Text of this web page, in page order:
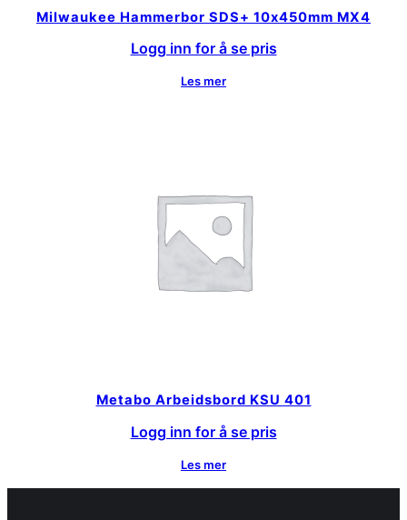
Milwaukee Hammerbor SDS+ 10x450mm MX4
Logg inn for å se pris
Les mer
Metabo Arbeidsbord KSU 401
Logg inn for å se pris
Les mer